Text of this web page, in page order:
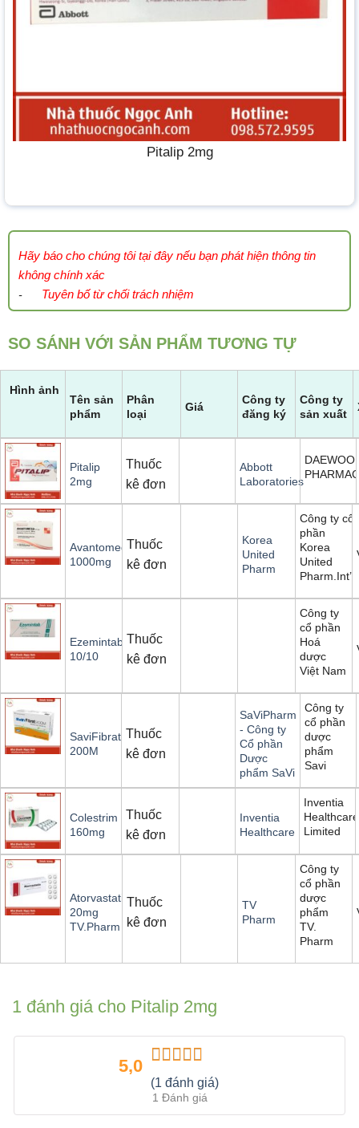
Pitalip 2mg
Hãy báo cho chúng tôi tại đây nếu bạn phát hiện thông tin
không chính xác
- Tuyên bố từ chối trách nhiệm
SO SÁNH VỚI SẢN PHẨM TƯƠNG TỰ
Hình ảnh
Tên sản
phẩm
Phân
loại
Giá
Công ty
đăng ký
Công ty
sản xuất
Pitalip
2mg
Thuốc
kê đơn
Abbott
Laboratories
Avantomega
1000mg
Thuốc
kê đơn
Korea
United
Pharm
Công ty cổ
phần
Korea
United
Pharm.Int’l
Ezemintab
10/10
Thuốc
kê đơn
Công ty
cổ phần
Hoá
dược
Việt Nam
SaviFibrat
200M
Thuốc
kê đơn
SaViPharm
- Công ty
Cổ phần
Dược
phẩm SaVi
Công ty
cổ phần
dược
phẩm
Savi
Colestrim
160mg
Thuốc
kê đơn
Inventia
Healthcare
Inventia
Healthcare
Limited
Atorvastatin
20mg
TV.Pharm
Thuốc
kê đơn
TV
Pharm
Công ty
cổ phần
dược
phẩm
TV.
Pharm
1 đánh giá cho Pitalip 2mg
5,0
Được xếp
hạng 5.00
sao
(1 đánh giá)
1 Đánh giá